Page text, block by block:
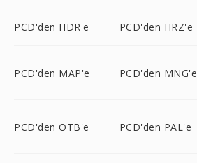
PCD'den HDR'e PCD'den HRZ'e
PCD'den MAP'e PCD'den MNG'e
PCD'den OTB'e PCD'den PAL'e